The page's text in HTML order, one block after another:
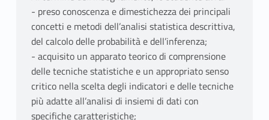
- preso conoscenza e dimestichezza dei principali
concetti e metodi dell’analisi statistica descrittiva,
del calcolo delle probabilità e dell’inferenza;
- acquisito un apparato teorico di comprensione
delle tecniche statistiche e un appropriato senso
critico nella scelta degli indicatori e delle tecniche
più adatte all’analisi di insiemi di dati con
specifiche caratteristiche;